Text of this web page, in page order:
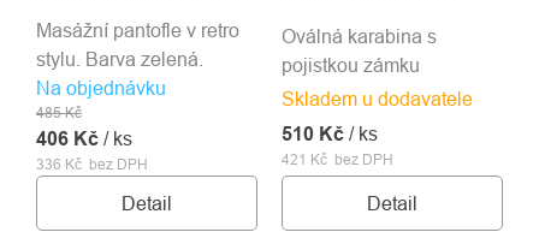
Na objednávku
336 Kč bez DPH
485 Kč
406 Kč / ks
Detail
Masážní pantofle v retro
stylu. Barva zelená.
Skladem u dodavatele
421 Kč bez DPH
510 Kč / ks
Detail
Oválná karabina s
pojistkou zámku